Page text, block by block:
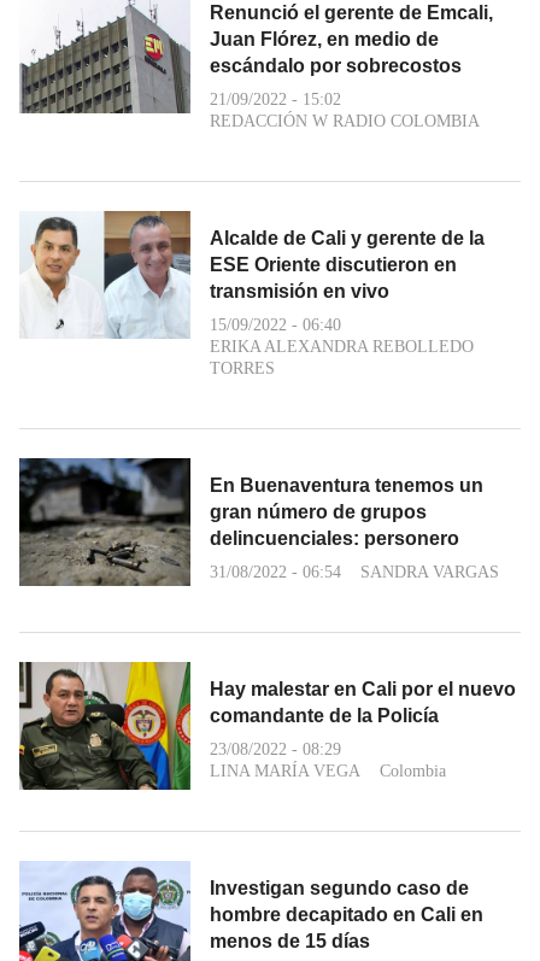
Renunció el gerente de Emcali,
Juan Flórez, en medio de
escándalo por sobrecostos
21/09/2022 - 15:02
REDACCIÓN W RADIO COLOMBIA
Alcalde de Cali y gerente de la
ESE Oriente discutieron en
transmisión en vivo
15/09/2022 - 06:40
ERIKA ALEXANDRA REBOLLEDO
TORRES
En Buenaventura tenemos un
gran número de grupos
delincuenciales: personero
31/08/2022 - 06:54 SANDRA VARGAS
Hay malestar en Cali por el nuevo
comandante de la Policía
23/08/2022 - 08:29
LINA MARÍA VEGA
Colombia
Investigan segundo caso de
hombre decapitado en Cali en
menos de 15 días